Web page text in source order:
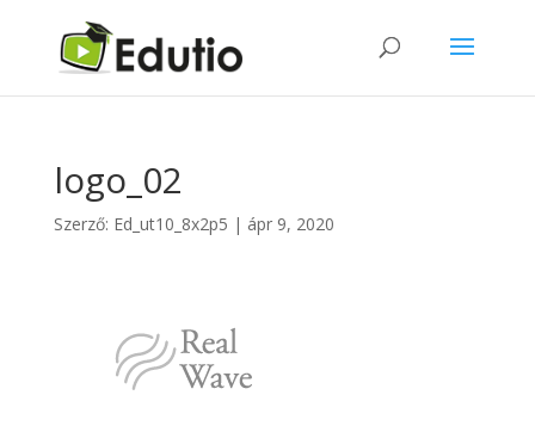
logo_02
Szerző: Ed_ut10_8x2p5 | ápr 9, 2020